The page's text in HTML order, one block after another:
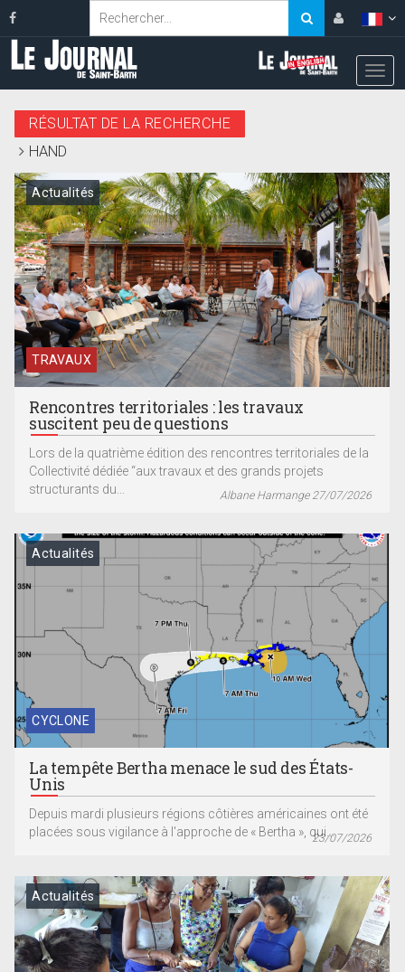
RÉSULTAT DE LA RECHERCHE
HAND
TRAVAUX
Actualités
Rencontres territoriales : les travaux
suscitent peu de questions
Lors de la quatrième édition des rencontres territoriales de la
Collectivité dédiée “aux travaux et des grands projets
structurants du...
Albane Harmange 27/07/2026
CYCLONE
Actualités
La tempête Bertha menace le sud des États-
Unis
Depuis mardi plusieurs régions côtières américaines ont été
placées sous vigilance à l'approche de « Bertha », qui...23/07/2026
Actualités